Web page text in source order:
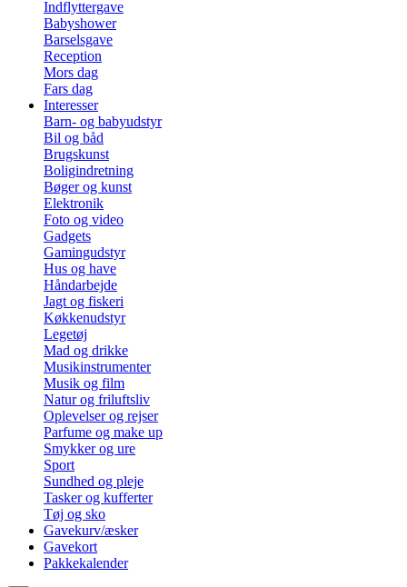
Indflyttergave
Babyshower
Barselsgave
Reception
Mors dag
Fars dag
Interesser
Barn- og babyudstyr
Bil og båd
Brugskunst
Boligindretning
Bøger og kunst
Elektronik
Foto og video
Gadgets
Gamingudstyr
Hus og have
Håndarbejde
Jagt og fiskeri
Køkkenudstyr
Legetøj
Mad og drikke
Musikinstrumenter
Musik og film
Natur og friluftsliv
Oplevelser og rejser
Parfume og make up
Smykker og ure
Sport
Sundhed og pleje
Tasker og kufferter
Tøj og sko
Gavekurv/æsker
Gavekort
Pakkekalender